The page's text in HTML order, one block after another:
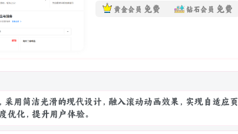
黄金会员 免费 钻石会员 免费
采用简洁光滑的现代设计，融入滚动动画效果，实现自适应
优化，提升用户体验。